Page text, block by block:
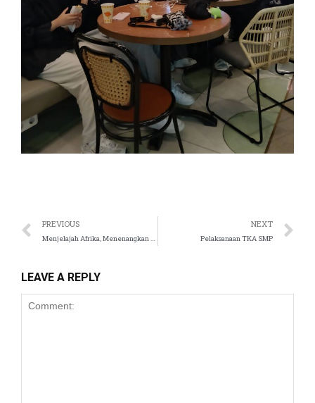
PREVIOUS
Menjelajah Afrika, Menenangkan Diri lewat Shodo
NEXT
Pelaksanaan TKA SMP
LEAVE A REPLY